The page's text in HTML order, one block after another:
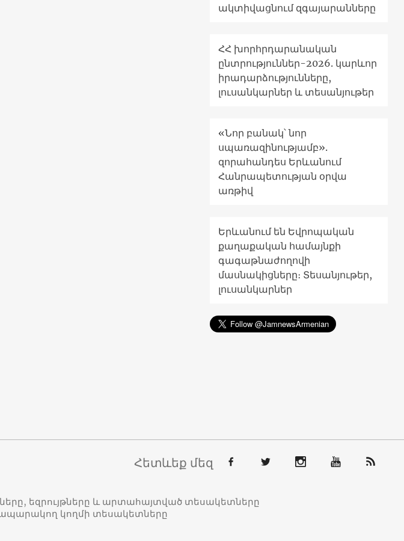
ակտիվացնում զգայարանները
ՀՀ խորհրդարանական
ընտրություններ-2026. կարևոր
իրադարձությունները,
լուսանկարներ և տեսանյութեր
«Նոր բանակ՝ նոր
սպառազինությամբ».
զորահանդես Երևանում
Հանրապետության օրվա
առթիվ
Երևանում են Եվրոպական
քաղաքական համայնքի
գագաթնաժողովի
մասնակիցները։ Տեսանյութեր,
լուսանկարներ
Հետևեք մեզ
եզրույթները և արտահայտված տեսակետները
կողմի տեսակետները